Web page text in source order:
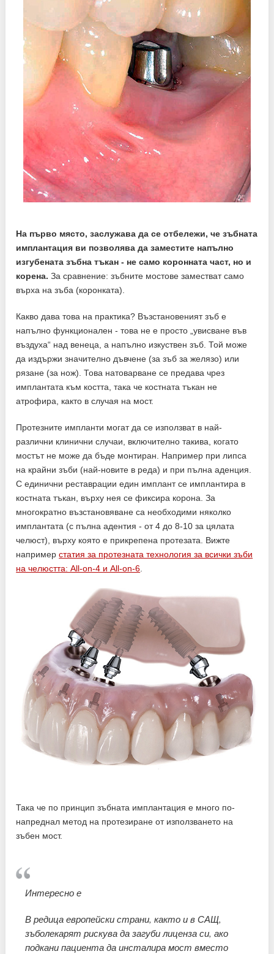
На първо място, заслужава да се отбележи, че зъбната
имплантация ви позволява да заместите напълно
изгубената зъбна тъкан - не само коронната част, но и
корена. За сравнение: зъбните мостове заместват само
върха на зъба (коронката).
Какво дава това на практика? Възстановеният зъб е
напълно функционален - това не е просто „увисване във
въздуха“ над венеца, а напълно изкуствен зъб. Той може
да издържи значително дъвчене (за зъб за желязо) или
рязане (за нож). Това натоварване се предава чрез
имплантата към костта, така че костната тъкан не
атрофира, както в случая на мост.
Протезните импланти могат да се използват в най-
различни клинични случаи, включително такива, когато
мостът не може да бъде монтиран. Например при липса
на крайни зъби (най-новите в реда) и при пълна аденция.
С единични реставрации един имплант се имплантира в
костната тъкан, върху нея се фиксира корона. За
многократно възстановяване са необходими няколко
имплантата (с пълна адентия - от 4 до 8-10 за цялата
челюст), върху която е прикрепена протезата. Вижте
напримерстатия за протезната технология за всички зъби
на челюстта: All-on-4 и All-on-6
Така че по принцип зъбната имплантация е много по-
напреднал метод на протезиране от използването на
зъбен мост.
Интересно е
В редица европейски страни, както и в САЩ,
зъболекарят рискува да загуби лиценза си, ако
подкани пациента да инсталира мост вместо